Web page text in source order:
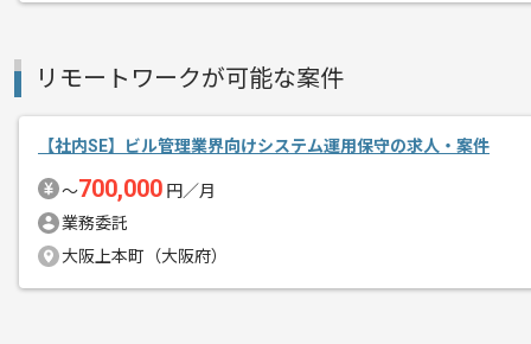
リモートワークが可能な案件
【社内SE】ビル管理業界向けシステム運用保守の求人・案件
〜700,000 円／月
業務委託
大阪上本町（大阪府）